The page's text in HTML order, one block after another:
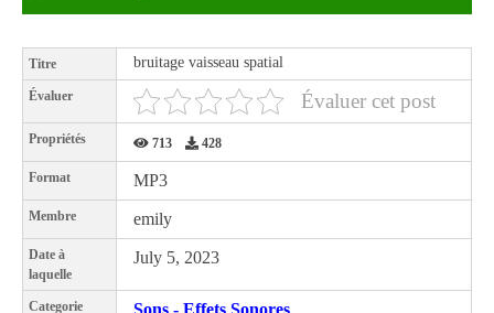
Titre bruitage vaisseau spatial
Évaluer Évaluer cet post
Propriétés 713 428
Format MP3
Membre emily
Date à
laquelle
July 5, 2023
Categorie Sons - Effets Sonores